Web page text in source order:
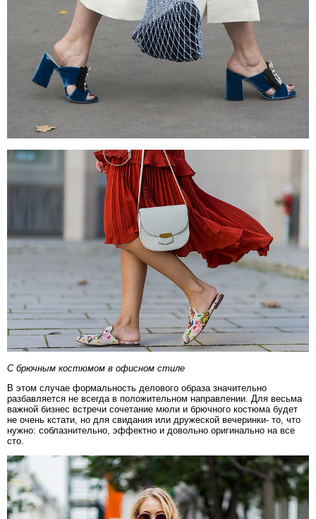
С брючным костюмом в офисном стиле
В этом случае формальность делового образа значительно
разбавляется не всегда в положительном направлении. Для весьма
важной бизнес встречи сочетание мюли и брючного костюма будет
не очень кстати, но для свидания или дружеской вечеринки- то, что
нужно: соблазнительно, эффектно и довольно оригинально на все
сто.